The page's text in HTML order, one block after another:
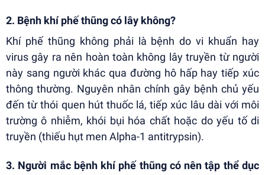
2. Bệnh khí phế thũng có lây không?
Khí phế thũng không phải là bệnh do vi khuẩn hay
virus gây ra nên hoàn toàn không lây truyền từ người
này sang người khác qua đường hô hấp hay tiếp xúc
thông thường. Nguyên nhân chính gây bệnh chủ yếu
đến từ thói quen hút thuốc lá, tiếp xúc lâu dài với môi
trường ô nhiễm, khói bụi hóa chất hoặc do yếu tố di
truyền (thiếu hụt men Alpha-1 antitrypsin).
3. Người mắc bệnh khí phế thũng có nên tập thể dục